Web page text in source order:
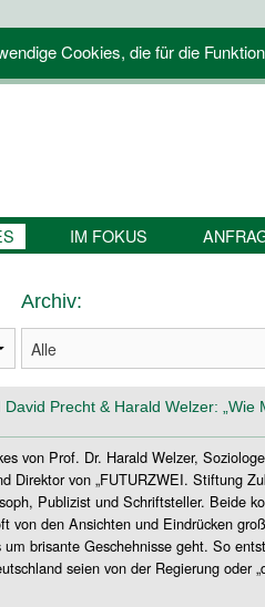
Cookies, die für die
IM FOKUS
Archiv:
Precht & Harald Welzer: „Wie
von Prof. Dr. Harald Welzer,
Direktor von „FUTURZWEI. Stiftung
Publizist und Schriftsteller. Beide
von den Ansichten und Eindrücken
brisante Geschehnisse geht. So
seien von der Regierung oder